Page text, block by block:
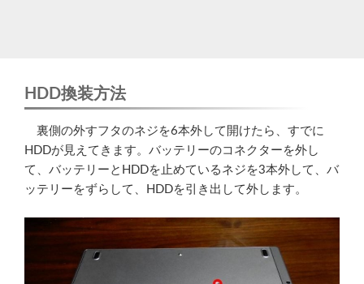
HDD換装方法
裏側の外すフタのネジを6本外して開けたら、すでに
HDDが見えてきます。バッテリーのコネクターを外し
て、バッテリーとHDDを止めているネジを3本外して、バ
ッテリーをずらして、HDDを引き出して外します。